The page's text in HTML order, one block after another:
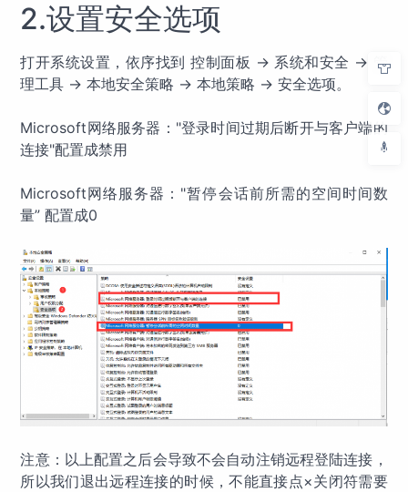
2.设置安全选项
打开系统设置，依序找到 控制面板 -> 系统和安全 -> 管
理工具 -> 本地安全策略 -> 本地策略 -> 安全选项。
Microsoft网络服务器："登录时间过期后断开与客户端的
连接"配置成禁用
Microsoft网络服务器："暂停会话前所需的空间时间数
量” 配置成0
注意：以上配置之后会导致不会自动注销远程登陆连接，
所以我们退出远程连接的时候，不能直接点×关闭符需要